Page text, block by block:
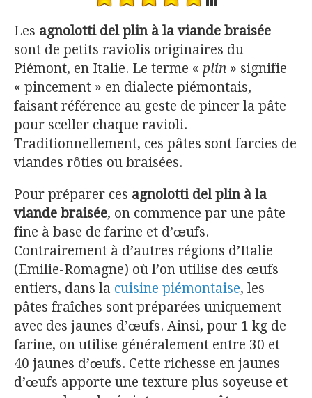
Les agnolotti del plin à la viande braisée
sont de petits raviolis originaires du
Piémont, en Italie. Le terme « plin » signifie
« pincement » en dialecte piémontais,
faisant référence au geste de pincer la pâte
pour sceller chaque ravioli.
Traditionnellement, ces pâtes sont farcies de
viandes rôties ou braisées.
Pour préparer ces agnolotti del plin à la
viande braisée, on commence par une pâte
fine à base de farine et d’œufs.
Contrairement à d’autres régions d’Italie
(Emilie-Romagne) où l’on utilise des œufs
entiers, dans la cuisine piémontaise, les
pâtes fraîches sont préparées uniquement
avec des jaunes d’œufs. Ainsi, pour 1 kg de
farine, on utilise généralement entre 30 et
40 jaunes d’œufs. Cette richesse en jaunes
d’œufs apporte une texture plus soyeuse et